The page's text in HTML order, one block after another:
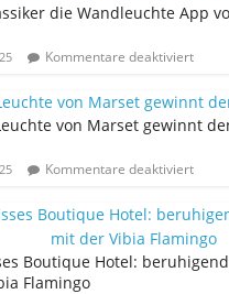
die Wandleuchte App
Kommentare deaktiviert
von Marset gewinnt
Kommentare deaktiviert
Boutique Hotel:
Flamingo